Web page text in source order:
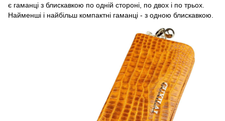
є гаманці з блискавкою по одній стороні, по двох і по трьох.
Найменші і найбільш компактні гаманці - з одною блискавкою.